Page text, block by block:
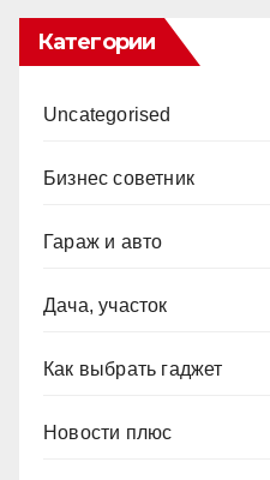
Категории
Uncategorised
Бизнес советник
Гараж и авто
Дача, участок
Как выбрать гаджет
Новости плюс